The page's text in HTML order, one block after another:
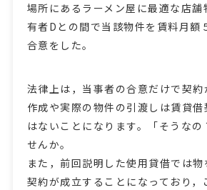
場所にあるラーメン屋に最適な店舗
有者Dとの間で当該物件を賃料月額
合意をした。
法律上は，当事者の合意だけで契
作成や実際の物件の引渡しは賃貸
はないことになります。「そうなの
せんか。
また，前回説明した使用貸借では
契約が成立することになっており，